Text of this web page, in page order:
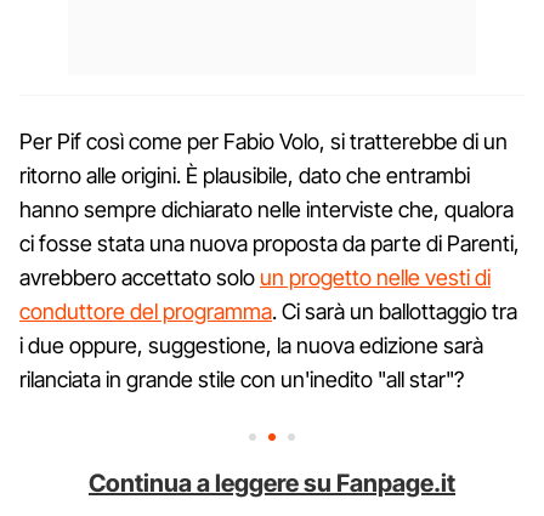
Per Pif così come per Fabio Volo, si tratterebbe di un
ritorno alle origini. È plausibile, dato che entrambi
hanno sempre dichiarato nelle interviste che, qualora
ci fosse stata una nuova proposta da parte di Parenti,
avrebbero accettato solo un progetto nelle vesti di
conduttore del programma. Ci sarà un ballottaggio tra
i due oppure, suggestione, la nuova edizione sarà
rilanciata in grande stile con un'inedito "all star"?
Continua a leggere su Fanpage.it